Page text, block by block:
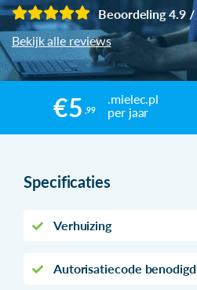
Beoordeling 4.9 /
Bekijk alle reviews
€5 ,99
.mielec.pl
per jaar
Specificaties
Verhuizing
Autorisatiecode benodigd